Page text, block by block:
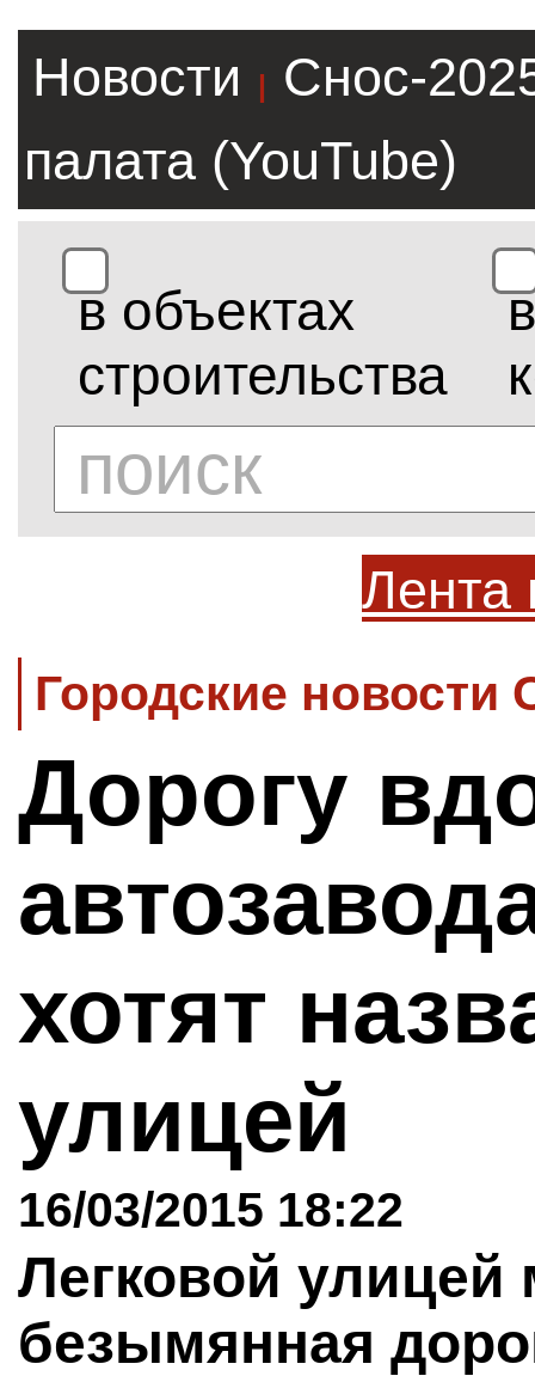
Новости |
Снос-
палата (YouTube)
в объектах
строительства
в
Лента
Городские новости
Дорогу
хотят
улицей
16/03/2015 18:22
Легковой улицей
безымянная